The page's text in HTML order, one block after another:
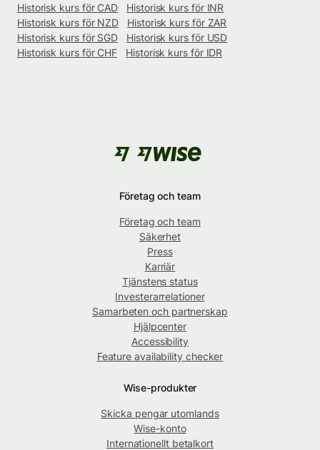
Historisk kurs för CAD
Historisk kurs för INR
Historisk kurs för NZD
Historisk kurs för ZAR
Historisk kurs för SGD
Historisk kurs för USD
Historisk kurs för CHF
Historisk kurs för IDR
Företag och team
Företag och team
Säkerhet
Press
Karriär
Tjänstens status
Investerarrelationer
Samarbeten och partnerskap
Hjälpcenter
Accessibility
Feature availability checker
Wise-produkter
Skicka pengar utomlands
Wise-konto
Internationellt betalkort